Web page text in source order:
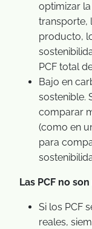
optimizar
transporte,
producto,
PCF total
Bajo en
sostenible.
comparar
(como en
para
Las PCF no
Si los PCF
reales,